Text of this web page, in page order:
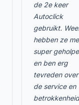
de 2e keer
Autoclick
gebruikt.
hebben ze me
super
en ben erg
tevreden over
de service en